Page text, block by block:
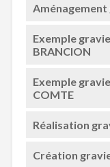
Aménagement
Exemple
BRANCION
Exemple
COMTE
Réalisation
Création